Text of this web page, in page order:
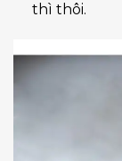
thì thôi.